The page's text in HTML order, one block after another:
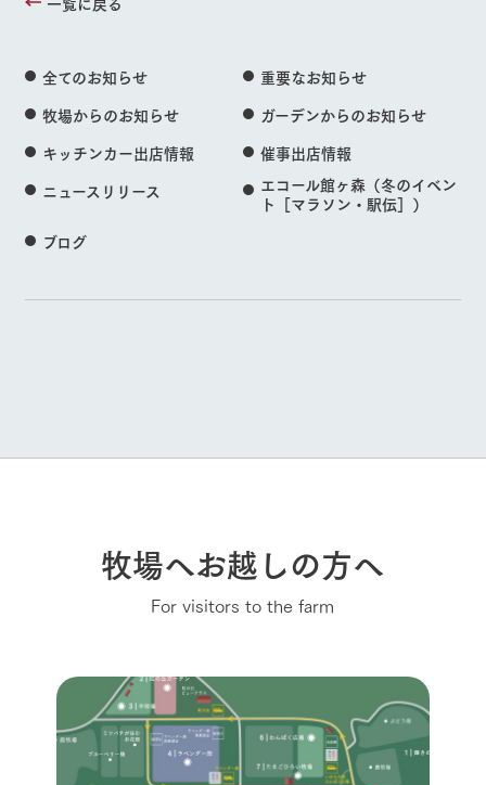
全てのお知らせ
重要なお知らせ
牧場からのお知らせ
ガーデンからのお知らせ
キッチンカー出店情報
催事出店情報
ニュースリリース
エコール館ヶ森（冬のイベン
ト［マラソン・駅伝］）
ブログ
牧場へお越しの方へ
For visitors to the farm